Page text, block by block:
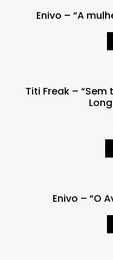
Enivo – “A
Titi Freak –
Enivo – “O